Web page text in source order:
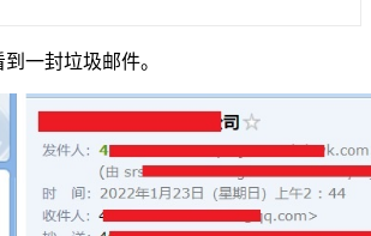
一封垃圾邮件。